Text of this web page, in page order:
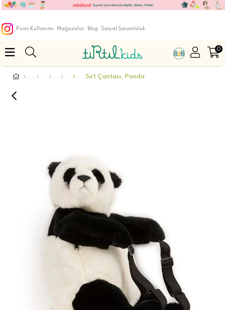
Puan Kullanımı Mağazalar Blog Sosyal Sorumluluk
0
Sırt Çantası, Panda